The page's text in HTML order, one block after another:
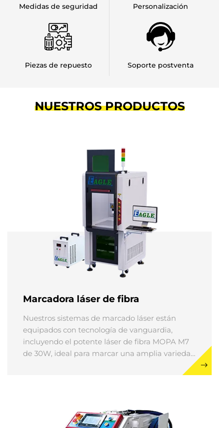
Medidas de seguridad Personalización
Piezas de repuesto Soporte postventa
NUESTROS PRODUCTOS
Marcadora láser de fibra
Nuestros sistemas de marcado láser están
equipados con tecnología de vanguardia,
incluyendo el potente láser de fibra MOPA M7
de 30W, ideal para marcar una amplia variedad
cerámica y madera. Estas marcadoras láser de